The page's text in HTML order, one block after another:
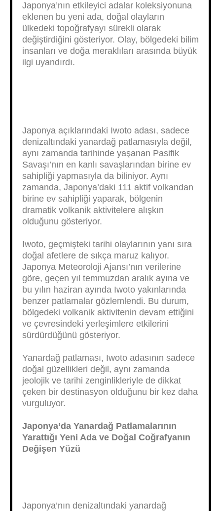
Japonya’nın etkileyici adalar koleksiyonuna
eklenen bu yeni ada, doğal olayların
ülkedeki topoğrafyayı sürekli olarak
değiştirdiğini gösteriyor. Olay, bölgedeki bilim
insanları ve doğa meraklıları arasında büyük
ilgi uyandırdı.
Japonya açıklarındaki Iwoto adası, sadece
denizaltındaki yanardağ patlamasıyla değil,
aynı zamanda tarihinde yaşanan Pasifik
Savaşı’nın en kanlı savaşlarından birine ev
sahipliği yapmasıyla da biliniyor. Aynı
zamanda, Japonya’daki 111 aktif volkandan
birine ev sahipliği yaparak, bölgenin
dramatik volkanik aktivitelere alışkın
olduğunu gösteriyor.
Iwoto, geçmişteki tarihi olaylarının yanı sıra
doğal afetlere de sıkça maruz kalıyor.
Japonya Meteoroloji Ajansı’nın verilerine
göre, geçen yıl temmuzdan aralık ayına ve
bu yılın haziran ayında Iwoto yakınlarında
benzer patlamalar gözlemlendi. Bu durum,
bölgedeki volkanik aktivitenin devam ettiğini
ve çevresindeki yerleşimlere etkilerini
sürdürdüğünü gösteriyor.
Yanardağ patlaması, Iwoto adasının sadece
doğal güzellikleri değil, aynı zamanda
jeolojik ve tarihi zenginlikleriyle de dikkat
çeken bir destinasyon olduğunu bir kez daha
vurguluyor.
Japonya’da Yanardağ Patlamalarının
Yarattığı Yeni Ada ve Doğal Coğrafyanın
Değişen Yüzü
Japonya’nın denizaltındaki yanardağ